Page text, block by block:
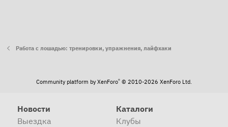
Работа с лошадью: тренировки, упражнения, лайфхаки
Community platform by XenForo® © 2010-2026 XenForo Ltd.
Новости
Выездка
Каталоги
Клубы